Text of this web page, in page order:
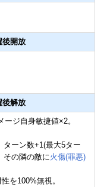
後開放
後解放
ジ自身敏捷値×2。
ターン数+1(最大5ター
その隣の敵に火傷(罪悪)
を100%無視。